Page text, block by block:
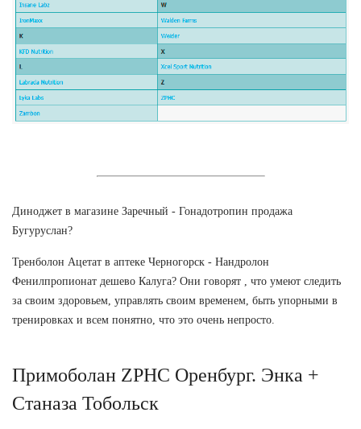
Диноджет в магазине Заречный - Гонадотропин продажа
Бугуруслан?
Тренболон Ацетат в аптеке Черногорск - Нандролон
Фенилпропионат дешево Калуга? Они говорят , что умеют следить
за своим здоровьем, управлять своим временем, быть упорными в
тренировках и всем понятно, что это очень непросто.
Примоболан ZPHC Оренбург. Энка +
Станаза Тобольск